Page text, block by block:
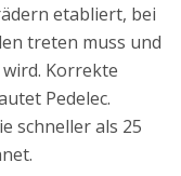
etabliert, bei
treten muss und
Korrekte
Pedelec.
schneller als 25